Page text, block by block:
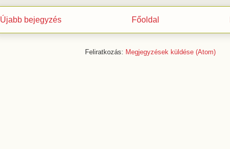
Újabb bejegyzés Főoldal
Feliratkozás: Megjegyzések küldése (Atom)